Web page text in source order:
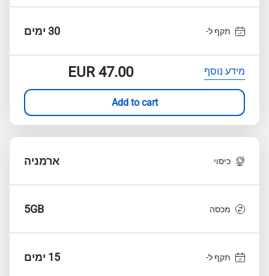
תקף ל- 30 ימים
מידע נוסף EUR47.00
Add to cart
כיסוי ארמניה
מכסה 5GB
תקף ל- 15 ימים